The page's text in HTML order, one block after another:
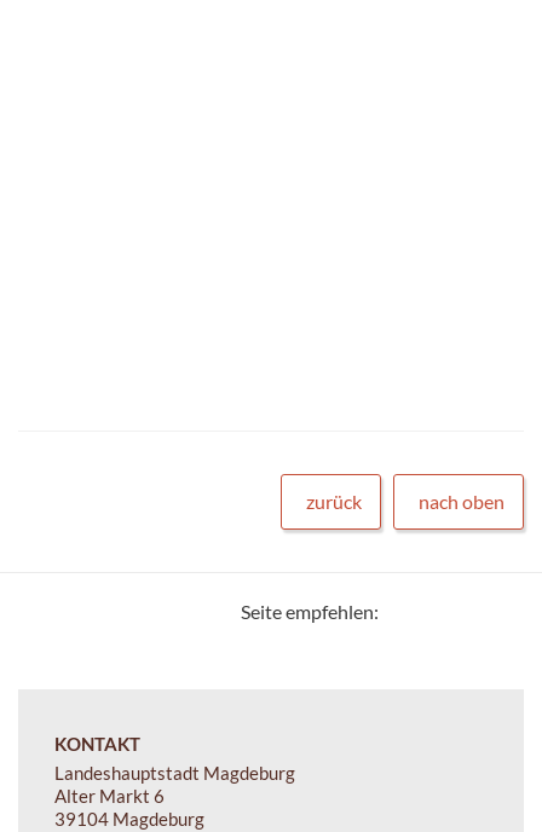
zurück nach oben
Seite empfehlen:
KONTAKT
Landeshauptstadt Magdeburg
Alter Markt 6
39104 Magdeburg